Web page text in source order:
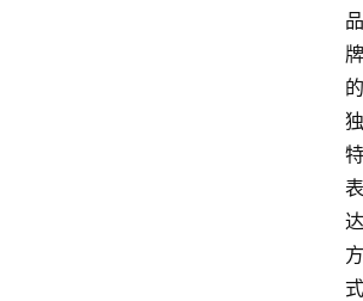
品
牌
的
独
特
表
达
方
式